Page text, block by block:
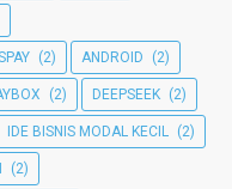
(2) ANDROID (2)
(2) DEEPSEEK (2)
IDE BISNIS MODAL KECIL (2)
(2)